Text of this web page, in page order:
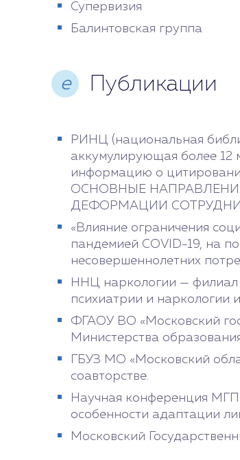
Супервизия
Балинтовская группа
е Публикации
РИНЦ (национальная
аккумулирующая более 12
информацию о
ОСНОВНЫЕ
ДЕФОРМАЦИИ
«Влияние ограничения
пандемией COVID-19, на
несовершеннолетних
ННЦ наркологии — филиал
психиатрии и наркологии
ФГАОУ ВО «Московский
Министерства
ГБУЗ МО «Московский
соавторстве.
Научная конференция
особенности адаптации
Московский